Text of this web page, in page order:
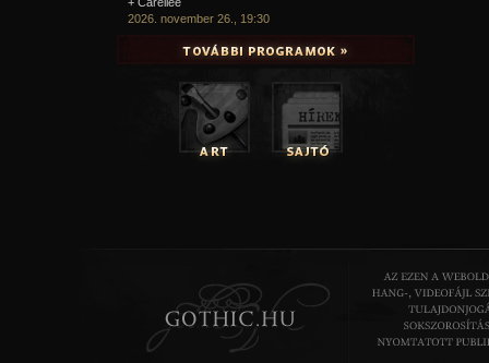
2026. november 26., 19:30